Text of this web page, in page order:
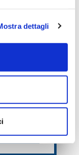
dettagli
Free! >>